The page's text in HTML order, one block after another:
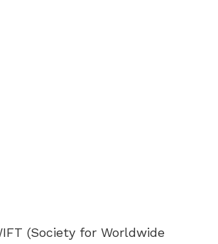
(Society for Worldwide